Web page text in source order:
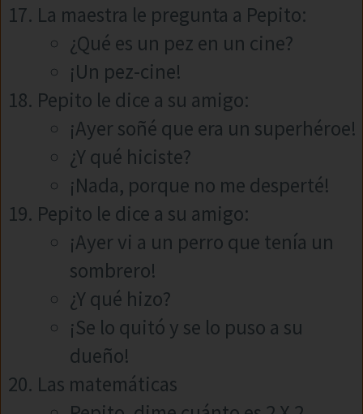
La maestra le pregunta a Pepito:
¿Qué es un pez en un cine?
¡Un pez-cine!
Pepito le dice a su amigo:
¡Ayer soñé que era un superhéroe!
¿Y qué hiciste?
¡Nada, porque no me desperté!
Pepito le dice a su amigo:
¡Ayer vi a un perro que tenía un
sombrero!
¿Y qué hizo?
¡Se lo quitó y se lo puso a su
dueño!
Las matemáticas